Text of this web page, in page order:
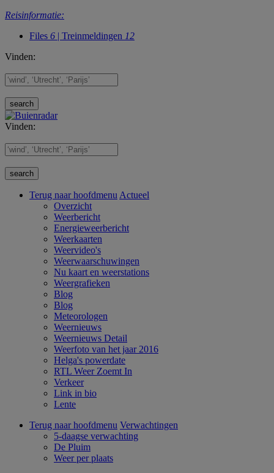
Reisinformatie:
Files 6 | Treinmeldingen 12
Vinden:
Vinden:
Terug naar hoofdmenu Actueel
Overzicht
Weerbericht
Energieweerbericht
Weerkaarten
Weervideo's
Weerwaarschuwingen
Nu kaart en weerstations
Weergrafieken
Blog
Blog
Meteorologen
Weernieuws
Weernieuws Detail
Weerfoto van het jaar 2016
Helga's powerdate
RTL Weer Zoemt In
Verkeer
Link in bio
Lente
Terug naar hoofdmenu Verwachtingen
5-daagse verwachting
De Pluim
Weer per plaats